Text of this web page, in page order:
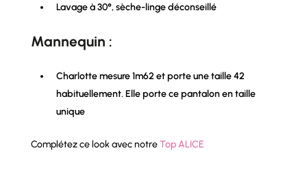
Lavage à 30°, sèche-linge déconseillé
Mannequin :
Charlotte mesure 1m62 et porte une taille 42
habituellement. Elle porte ce pantalon en taille
unique
Complétez ce look avec notreTop ALICE